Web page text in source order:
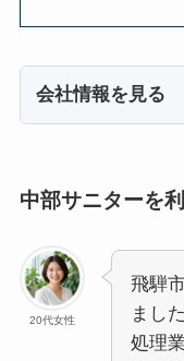
会社情報を見る
中部サニターを
20代女性
飛騨
まし
処理